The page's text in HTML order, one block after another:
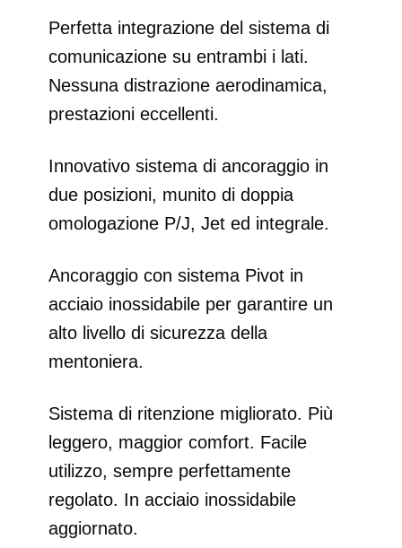
Perfetta integrazione del sistema di
comunicazione su entrambi i lati.
Nessuna distrazione aerodinamica,
prestazioni eccellenti.
Innovativo sistema di ancoraggio in
due posizioni, munito di doppia
omologazione P/J, Jet ed integrale.
Ancoraggio con sistema Pivot in
acciaio inossidabile per garantire un
alto livello di sicurezza della
mentoniera.
Sistema di ritenzione migliorato. Più
leggero, maggior comfort. Facile
utilizzo, sempre perfettamente
regolato. In acciaio inossidabile
aggiornato.